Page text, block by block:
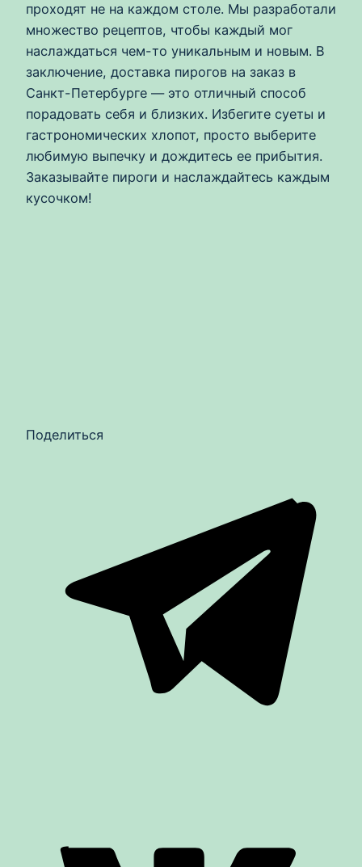
проходят не на каждом столе. Мы разработали
множество рецептов, чтобы каждый мог
наслаждаться чем-то уникальным и новым. В
заключение, доставка пирогов на заказ в
Санкт-Петербурге — это отличный способ
порадовать себя и близких. Избегите суеты и
гастрономических хлопот, просто выберите
любимую выпечку и дождитесь ее прибытия.
Заказывайте пироги и наслаждайтесь каждым
кусочком!
Поделиться